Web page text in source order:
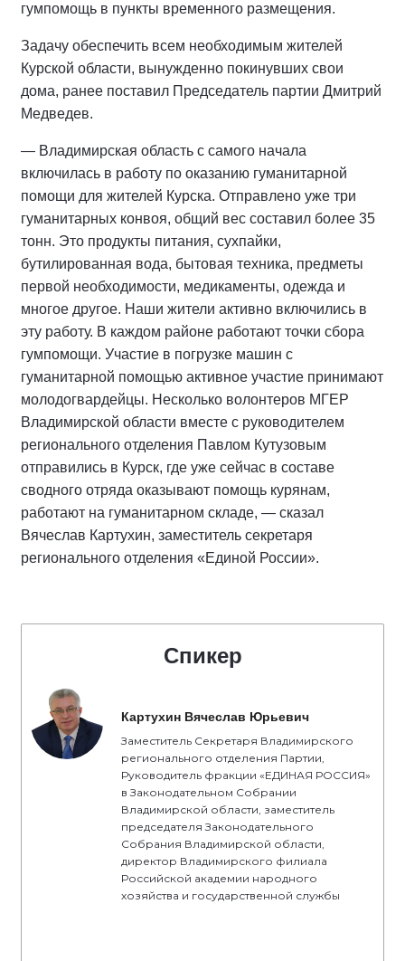
гумпомощь в пункты временного размещения.
Задачу обеспечить всем необходимым жителей
Курской области, вынужденно покинувших свои
дома, ранее поставил Председатель партии Дмитрий
Медведев.
— Владимирская область с самого начала
включилась в работу по оказанию гуманитарной
помощи для жителей Курска. Отправлено уже три
гуманитарных конвоя, общий вес составил более 35
тонн. Это продукты питания, сухпайки,
бутилированная вода, бытовая техника, предметы
первой необходимости, медикаменты, одежда и
многое другое. Наши жители активно включились в
эту работу. В каждом районе работают точки сбора
гумпомощи. Участие в погрузке машин с
гуманитарной помощью активное участие принимают
молодогвардейцы. Несколько волонтеров МГЕР
Владимирской области вместе с руководителем
регионального отделения Павлом Кутузовым
отправились в Курск, где уже сейчас в составе
сводного отряда оказывают помощь курянам,
работают на гуманитарном складе, — сказал
Вячеслав Картухин, заместитель секретаря
регионального отделения «Единой России».
Спикер
Картухин Вячеслав Юрьевич
Заместитель Секретаря Владимирского
регионального отделения Партии,
Руководитель фракции «ЕДИНАЯ РОССИЯ»
в Законодательном Собрании
Владимирской области, заместитель
председателя Законодательного
Собрания Владимирской области,
директор Владимирского филиала
Российской академии народного
хозяйства и государственной службы